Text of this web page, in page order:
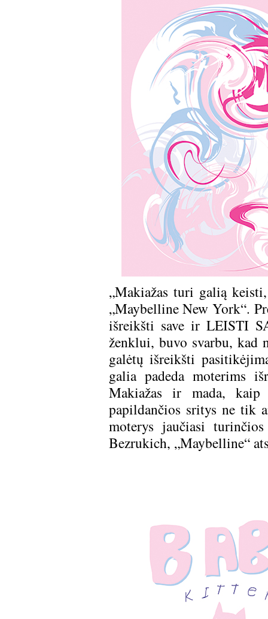
„Makiažas turi galią
„Maybelline New York“.
išreikšti save ir LEISTI
ženklui, buvo svarbu, kad
galėtų išreikšti
galia padeda moterims
Makiažas ir mada,
papildančios sritys ne tik
moterys jaučiasi
Bezrukich, „Maybelline“